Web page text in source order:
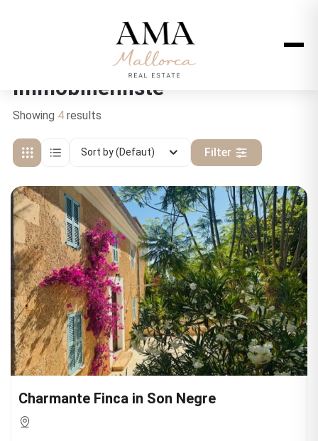
Immobilienliste
Showing 4 results
Sort by (Defaut) Filter
Charmante Finca in Son Negre